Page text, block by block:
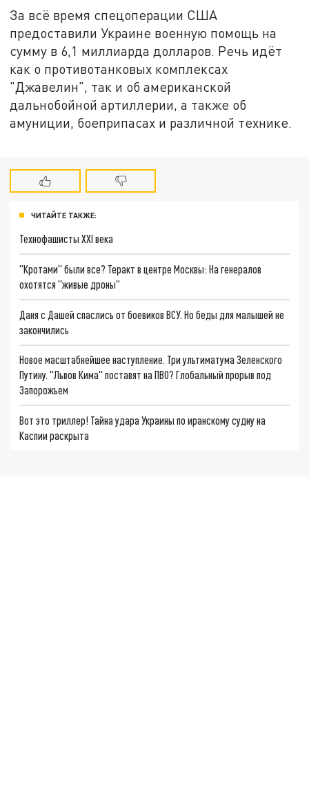
За всё время спецоперации США
предоставили Украине военную помощь на
сумму в 6,1 миллиарда долларов. Речь идёт
как о противотанковых комплексах
"Джавелин", так и об американской
дальнобойной артиллерии, а также об
амуниции, боеприпасах и различной технике.
ЧИТАЙТЕ ТАКЖЕ:
Технофашисты XXI века
"Кротами" были все? Теракт в центре Москвы: На генералов
охотятся "живые дроны"
Даня с Дашей спаслись от боевиков ВСУ. Но беды для малышей не
закончились
Новое масштабнейшее наступление. Три ультиматума Зеленского
Путину. "Львов Кима" поставят на ПВО? Глобальный прорыв под
Запорожьем
Вот это триллер! Тайна удара Украины по иранскому судну на
Каспии раскрыта